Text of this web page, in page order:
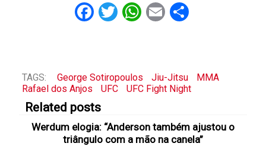
Facebook
Twitter
WhatsApp
EmailShare
TAGS: George Sotiropoulos Jiu-Jitsu
MMA
Rafael dos Anjos
UFC UFC Fight Night
Related posts
Werdum elogia: “Anderson também ajustou o
triângulo com a mão na canela”